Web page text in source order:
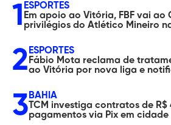
1
ESPORTES
Em apoio ao Vitória, FBF vai ao
privilégios do Atlético Mineiro
2 ESPORTES
Fábio Mota reclama de
ao Vitória por nova liga e
3 BAHIA
TCM investiga contratos de R$
pagamentos via Pix em